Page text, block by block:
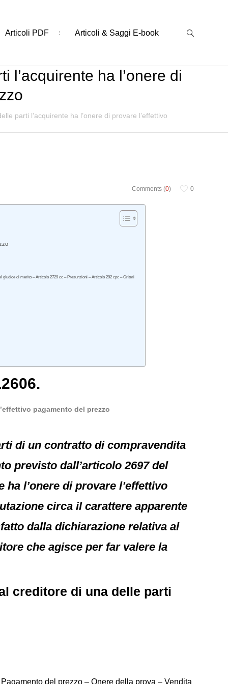
Articoli PDF Articoli & Saggi E-book
ha l’onere di
parti l’acquirente ha l’onere di provare l’effettivo
Comments (0) 0
giudice di merito – Articolo 2729 cc – Presunzioni – Articolo 292 cpc – Criteri
pagamento del prezzo
di un contratto di compravendita
previsto dall’articolo 2697 del
l’onere di provare l’effettivo
circa il carattere apparente
dalla dichiarazione relativa al
che agisce per far valere la
creditore di una delle parti
del prezzo – Onere della prova – Vendita